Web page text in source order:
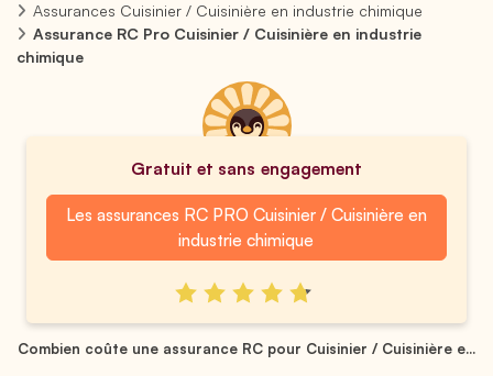
Assurances Cuisinier / Cuisinière en industrie chimique
Assurance RC Pro Cuisinier / Cuisinière en industrie
chimique
Gratuit et sans engagement
Les assurances RC PRO Cuisinier / Cuisinière en
industrie chimique
Combien coûte une assurance RC pour Cuisinier / Cuisinière e...